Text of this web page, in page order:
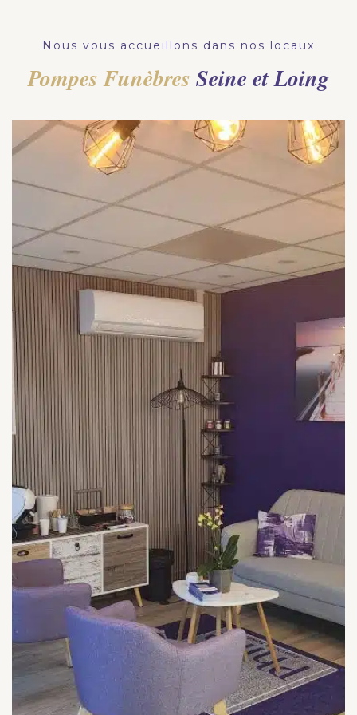
Nous vous accueillons dans nos locaux
Pompes Funèbres Seine et Loing